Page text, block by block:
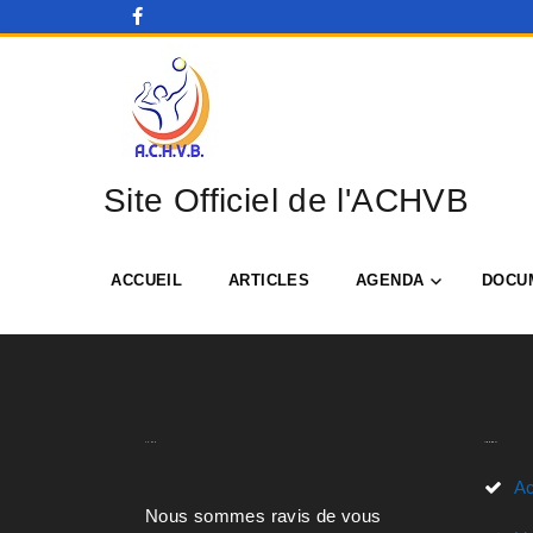
Site Officiel de l'ACHVB
ACCUEIL ARTICLES AGENDA
Nous sommes ravis de vous